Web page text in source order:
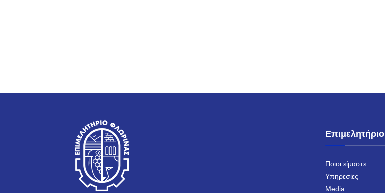
Επιμελητήριο
Ποιοι είμαστε
Υπηρεσίες
Media